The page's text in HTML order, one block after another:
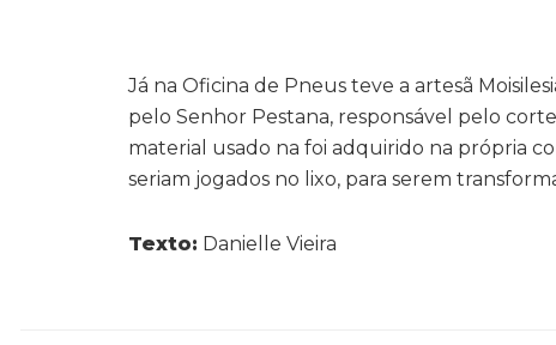
Já na Oficina de Pneus teve a artesã
pelo Senhor Pestana, responsável pelo
material usado na foi adquirido na própria
seriam jogados no lixo, para serem
Texto: Danielle Vieira